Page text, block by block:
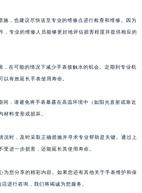
施，也建议尽快送至专业的维修点进行检查和维修。因为
，专业的维修人员能够更好地评估损害程度并提供相应的
，在可能的情况下减少手表接触水的机会。定期到专业机
以有效延长手表使用寿命。
间，请避免将手表暴露在高温环境中（如阳光直射或靠近
材料变形或损坏。
况时，及时采取正确措施并寻求专业帮助是关键。通过上
受进一步损害，还能延长其使用寿命。
为您分享的精彩内容。如果您还有其他关于手表维护和保
进行咨询，我们将竭诚为您服务。